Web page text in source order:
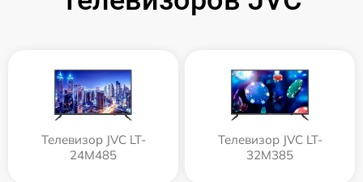
Телевизор JVC LT-
24M485
Телевизор JVC LT-
32M385